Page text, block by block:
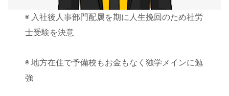
◉ 入社後人事部門配属を期に人生挽回のため社労
士受験を決意
◉ 地方在住で予備校もお金もなく独学メインに勉
強